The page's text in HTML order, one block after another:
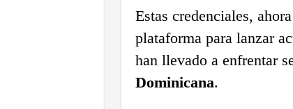
Estas credenciales,
plataforma para lanzar
han llevado a enfrentar
Dominicana.